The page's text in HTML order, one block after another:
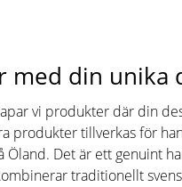
med din unika
vi produkter där din
produkter tillverkas för
Öland. Det är ett genuint
traditionellt